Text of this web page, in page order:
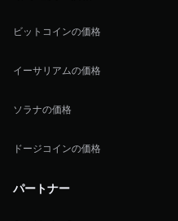
ビットコインの価格
イーサリアムの価格
ソラナの価格
ドージコインの価格
パートナー